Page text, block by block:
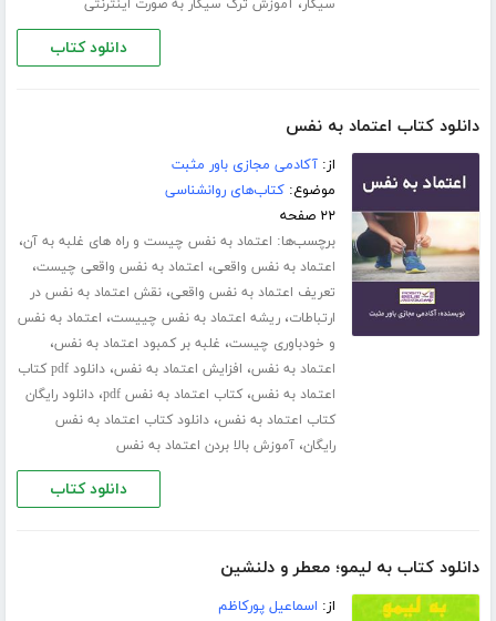
سیگار،آموزش ترک سیگار به صورت اینترنتی
دانلود کتاب
دانلود کتاب اعتماد به نفس
از:آکادمی مجازی باور مثبت
موضوع:کتاب‌های روانشناسی
۲۲ صفحه
برچسب‌ها: اعتماد به نفس چیست و راه های غلبه به آن،
اعتماد به نفس واقعی، اعتماد به نفس واقعی چیست،
تعریف اعتماد به نفس واقعی،نقش اعتماد به نفس در
ارتباطات،ریشه اعتماد به نفس چییست، اعتماد به نفس
و خودباوری چیست، غلبه بر کمبود اعتماد به نفس،
اعتماد به نفس، افزایش اعتماد به نفس،
دانلود pdf کتاب
اعتماد به نفس،کتاب اعتماد به نفس pdf ،دانلود رایگان
کتاب اعتماد به نفس،دانلود کتاب اعتماد به نفس
رایگان،آموزش بالا بردن اعتماد به نفس
دانلود کتاب
دانلود کتاب به لیمو؛ معطر و دلنشین
از: اسماعیل پورکاظم